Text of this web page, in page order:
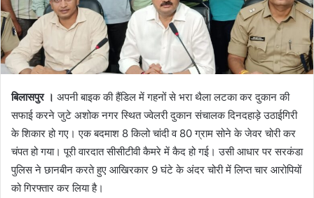
बिलासपुर । अपनी बाइक की हैंडिल में गहनों से भरा थैला लटका कर दुकान की
सफाई करने जुटे अशोक नगर स्थित ज्वेलरी दुकान संचालक दिनदहाड़े उठाईगिरी
के शिकार हो गए। एक बदमाश 8 किलो चांदी व 80 ग्राम सोने के जेवर चोरी कर
चंपत हो गया। पूरी वारदात सीसीटीवी कैमरे में कैद हो गई। उसी आधार पर सरकंडा
पुलिस ने छानबीन करते हुए आखिरकार 9 घंटे के अंदर चोरी में लिप्त चार आरोपियों
को गिरफ्तार कर लिया है।